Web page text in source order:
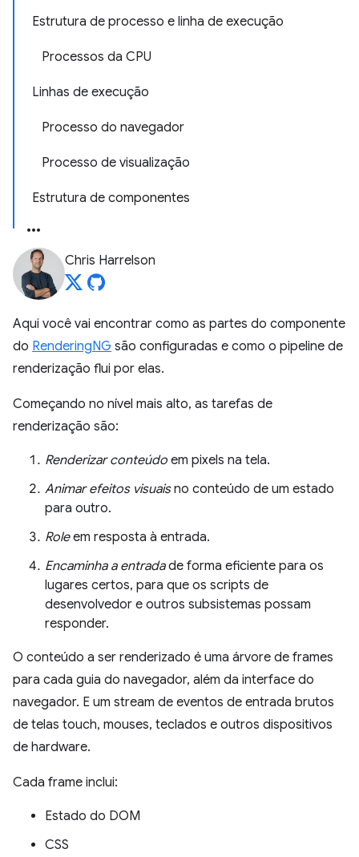
Estrutura de processo e linha de execução
Processos da CPU
Linhas de execução
Processo do navegador
Processo de visualização
Estrutura de componentes
Chris Harrelson
Aqui você vai encontrar como as partes do componente
do RenderingNG são configuradas e como o pipeline de
renderização flui por elas.
Começando no nível mais alto, as tarefas de
renderização são:
Renderizar conteúdo em pixels na tela.
Animar efeitos visuaisno conteúdo de um estado
para outro.
Roleem resposta à entrada.
Encaminha a entradade forma eficiente para os
lugares certos, para que os scripts de
desenvolvedor e outros subsistemas possam
responder.
O conteúdo a ser renderizado é uma árvore de frames
para cada guia do navegador, além da interface do
navegador. E um stream de eventos de entrada brutos
de telas touch, mouses, teclados e outros dispositivos
de hardware.
Cada frame inclui:
Estado do DOM
CSS